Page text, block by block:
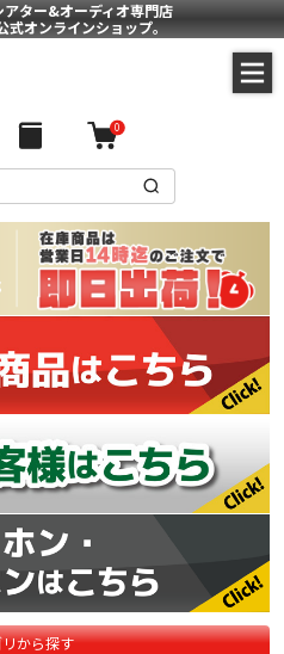
ター&オーディオ専門店
式オンラインショップ。
0
から探す